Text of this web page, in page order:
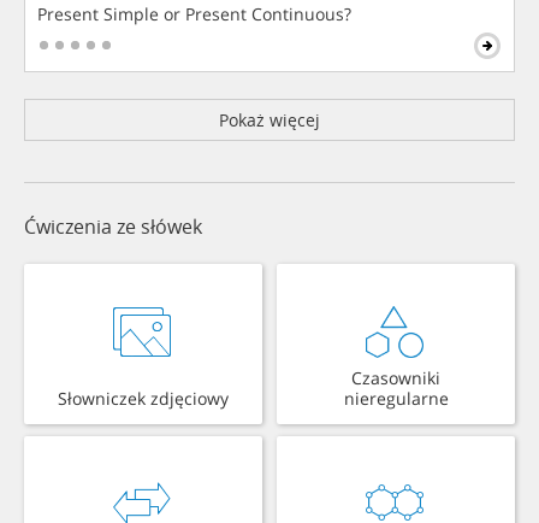
Present Simple or Present Continuous?
Pokaż więcej
Ćwiczenia ze słówek
Słowniczek zdjęciowy
Czasowniki
nieregularne